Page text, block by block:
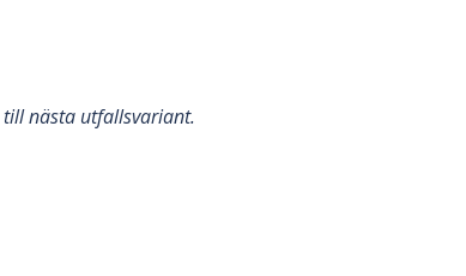
nästa utfallsvariant.